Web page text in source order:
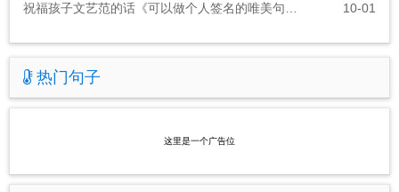
10-01
热门句子
这里是一个广告位